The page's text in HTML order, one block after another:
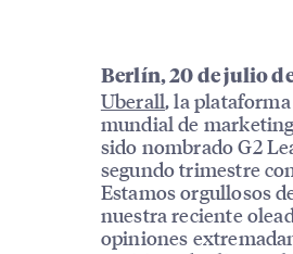
Berlín, 20 de julio
Uberall, la
mundial de
sido nombrado G2
segundo trimestre
Estamos orgullosos
nuestra reciente
opiniones